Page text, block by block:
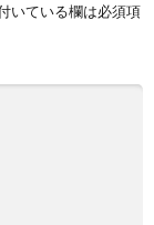
いている欄は必須項